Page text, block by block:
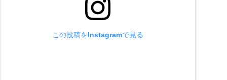
この投稿をInstagramで見る